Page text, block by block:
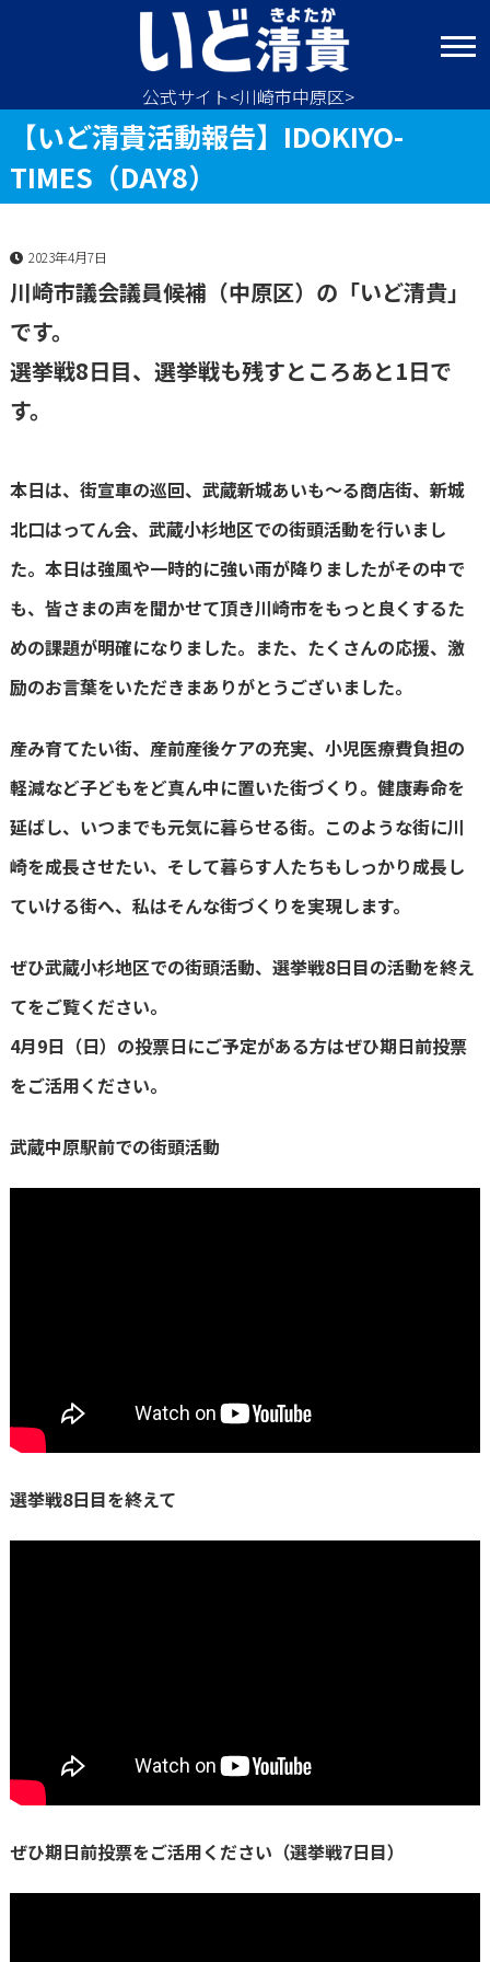
ツ
ス
プ
公式サイト<川崎市中原区>
【いど清貴活動報告】IDOKIYO-
TIMES（DAY8）
2023年4月7日
川崎市議会議員候補（中原区）の「いど清貴」
です。
選挙戦8日目、選挙戦も残すところあと1日で
す。
本日は、街宣車の巡回、武蔵新城あいも～る商店街、新城
北口はってん会、武蔵小杉地区での街頭活動を行いまし
た。本日は強風や一時的に強い雨が降りましたがその中で
も、皆さまの声を聞かせて頂き川崎市をもっと良くするた
めの課題が明確になりました。また、たくさんの応援、激
励のお言葉をいただきまありがとうございました。
産み育てたい街、産前産後ケアの充実、小児医療費負担の
軽減など子どもをど真ん中に置いた街づくり。健康寿命を
延ばし、いつまでも元気に暮らせる街。このような街に川
崎を成長させたい、そして暮らす人たちもしっかり成長し
ていける街へ、私はそんな街づくりを実現します。
ぜひ武蔵小杉地区での街頭活動、選挙戦8日目の活動を終え
てをご覧ください。
4月9日（日）の投票日にご予定がある方はぜひ期日前投票
をご活用ください。
武蔵中原駅前での街頭活動
選挙戦8日目を終えて
ぜひ期日前投票をご活用ください（選挙戦7日目）